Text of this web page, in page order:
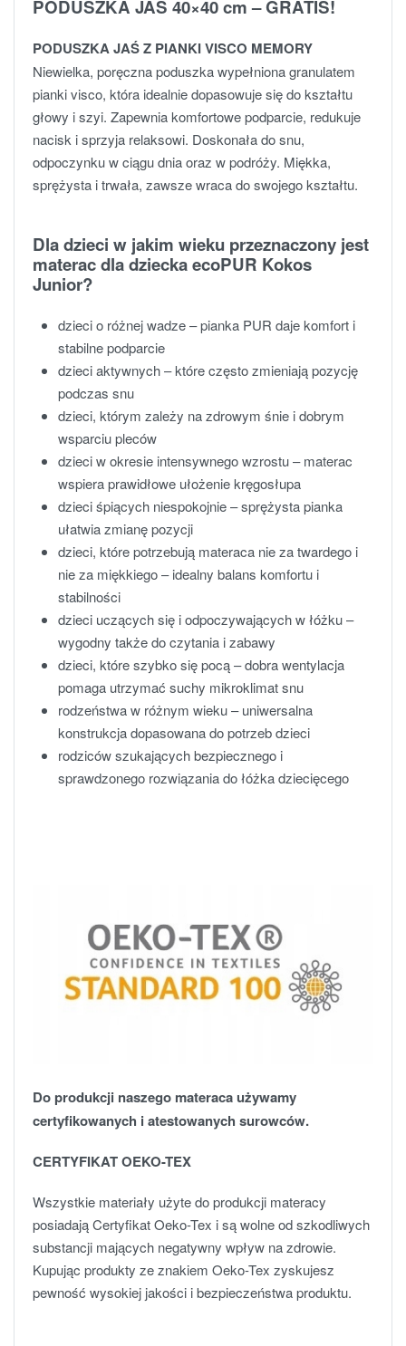
PODUSZKA JAŚ 40×40 cm – GRATIS!
PODUSZKA JAŚ Z PIANKI VISCO MEMORY
Niewielka, poręczna poduszka wypełniona granulatem
pianki visco, która idealnie dopasowuje się do kształtu
głowy i szyi. Zapewnia komfortowe podparcie, redukuje
nacisk i sprzyja relaksowi. Doskonała do snu,
odpoczynku w ciągu dnia oraz w podróży. Miękka,
sprężysta i trwała, zawsze wraca do swojego kształtu.
Dla dzieci w jakim wieku przeznaczony jest
materac dla dziecka ecoPUR Kokos
Junior?
dzieci o różnej wadze – pianka PUR daje komfort i
stabilne podparcie
dzieci aktywnych – które często zmieniają pozycję
podczas snu
dzieci, którym zależy na zdrowym śnie i dobrym
wsparciu pleców
dzieci w okresie intensywnego wzrostu – materac
wspiera prawidłowe ułożenie kręgosłupa
dzieci śpiących niespokojnie – sprężysta pianka
ułatwia zmianę pozycji
dzieci, które potrzebują materaca nie za twardego i
nie za miękkiego – idealny balans komfortu i
stabilności
dzieci uczących się i odpoczywających w łóżku –
wygodny także do czytania i zabawy
dzieci, które szybko się pocą – dobra wentylacja
pomaga utrzymać suchy mikroklimat snu
rodzeństwa w różnym wieku – uniwersalna
konstrukcja dopasowana do potrzeb dzieci
rodziców szukających bezpiecznego i
sprawdzonego rozwiązania do łóżka dziecięcego
Do produkcji naszego materaca używamy
certyfikowanych i atestowanych surowców.
CERTYFIKAT OEKO-TEX
Wszystkie materiały użyte do produkcji materacy
posiadają Certyfikat Oeko-Tex i są wolne od szkodliwych
substancji mających negatywny wpływ na zdrowie.
Kupując produkty ze znakiem Oeko-Tex zyskujesz
pewność wysokiej jakości i bezpieczeństwa produktu.